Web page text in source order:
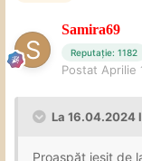
Samira69
Reputație: 1182
Postat Aprilie
La 16.04.2024
Proaspăt ieșit de